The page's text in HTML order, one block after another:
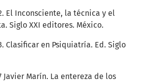
El Inconsciente, la técnica y el
Siglo XXI editores. México.
Clasificar en Psiquiatría. Ed. Siglo
Javier Marín. La entereza de los